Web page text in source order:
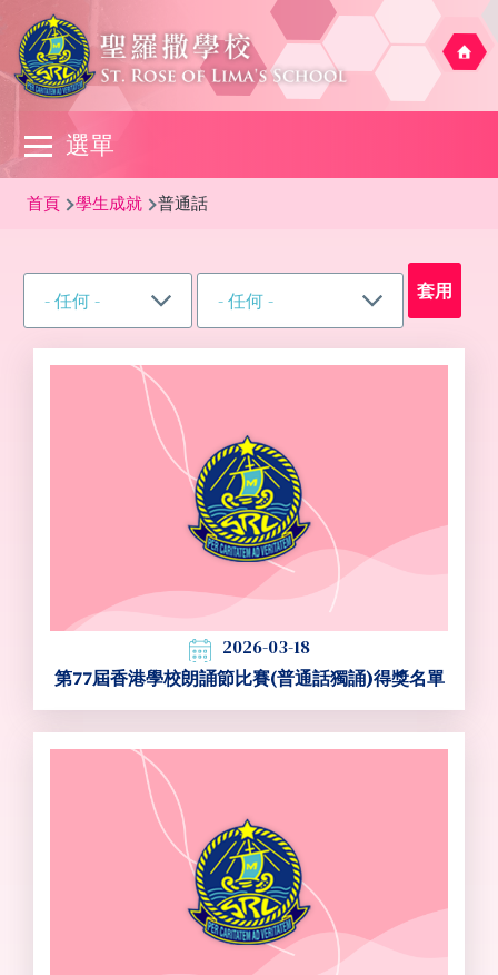
移至主內容
選單
Main
navigation
導
連
結
首頁 學生成就 普通話
2026-03-18
第77屆香港學校朗誦節比賽(普通話獨誦)得獎名單